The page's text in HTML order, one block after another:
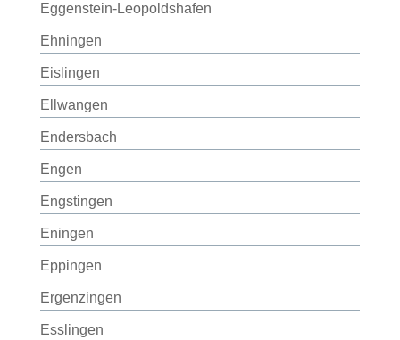
Eggenstein-Leopoldshafen
Ehningen
Eislingen
Ellwangen
Endersbach
Engen
Engstingen
Eningen
Eppingen
Ergenzingen
Esslingen